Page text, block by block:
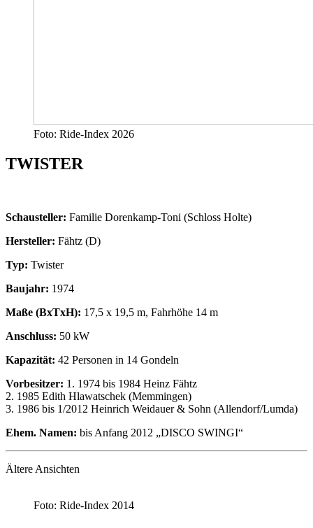
Foto: Ride-Index 2026
TWISTER
Schausteller: Familie Dorenkamp-Toni (Schloss Holte)
Hersteller: Fähtz (D)
Typ: Twister
Baujahr: 1974
Maße (BxTxH): 17,5 x 19,5 m, Fahrhöhe 14 m
Anschluss: 50 kW
Kapazität: 42 Personen in 14 Gondeln
Vorbesitzer: 1. 1974 bis 1984 Heinz Fähtz
2. 1985 Edith Hlawatschek (Memmingen)
3. 1986 bis 1/2012 Heinrich Weidauer & Sohn (Allendorf/Lumda)
Ehem. Namen: bis Anfang 2012 „DISCO SWINGI“
Ältere Ansichten
Foto: Ride-Index 2014